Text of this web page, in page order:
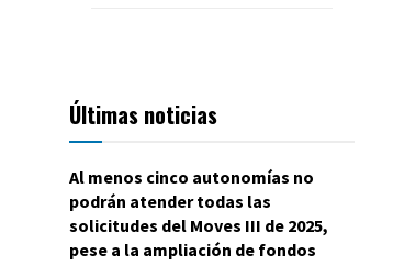
Últimas noticias
Al menos cinco autonomías no
podrán atender todas las
solicitudes del Moves III de 2025,
pese a la ampliación de fondos